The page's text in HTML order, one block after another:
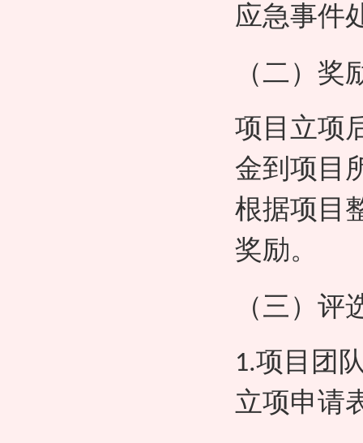
应急事件
（二）奖
项目立项
金到项目
根据项目
奖励。
（三）评
1.项目团
立项申请